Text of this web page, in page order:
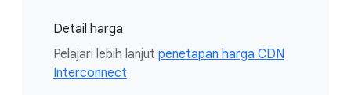
Detail harga
Pelajari lebih lanjut penetapan harga CDN
Interconnect